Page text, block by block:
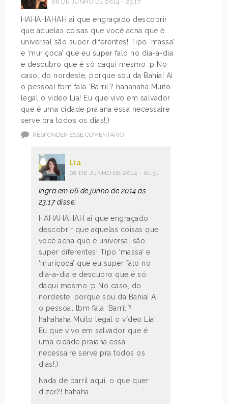
06 DE JUNHO DE 2014 - 23:17
HAHAHAHAH ai que engraçado descobrir
que aquelas coisas que você acha que é
universal são super diferentes! Tipo ‘massa’
e ‘muriçoca’ que eu super falo no dia-a-dia
e descubro que é só daqui mesmo :p No
caso, do nordeste, porque sou da Bahia! Ai
o pessoal tbm fala ‘Barril’? hahahaha Muito
legal o vídeo Lia! Eu que vivo em salvador
que é uma cidade praiana essa necessaire
serve pra todos os dias!;)
RESPONDER ESSE COMENTÁRIO
Lia
08 DE JUNHO DE 2014 - 01:31
Ingra em 06 de junho de 2014 às
23:17 disse:
HAHAHAHAH ai que engraçado
descobrir que aquelas coisas que
você acha que é universal são
super diferentes! Tipo ‘massa’ e
‘muriçoca’ que eu super falo no
dia-a-dia e descubro que é só
daqui mesmo :p No caso, do
nordeste, porque sou da Bahia! Ai
o pessoal tbm fala ‘Barril’?
hahahaha Muito legal o vídeo Lia!
Eu que vivo em salvador que é
uma cidade praiana essa
necessaire serve pra todos os
dias!;)
Nada de barril aqui, o que quer
dizer?! hahaha